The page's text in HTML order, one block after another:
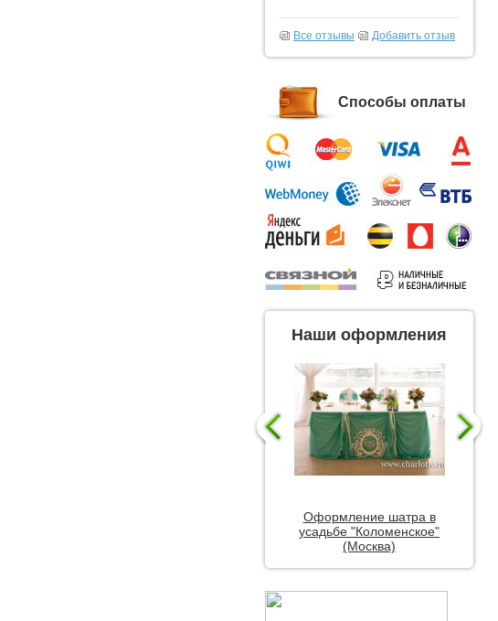
Все отзывы Добавить отзыв
Способы оплаты
Наши оформления
Оформление шатра в
усадьбе "Коломенское"
(Москва)